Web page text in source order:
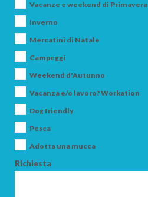
Vacanze e weekend di Primavera
Inverno
Mercatini di Natale
Campeggi
Weekend d'Autunno
Vacanza e/o lavoro? Workation
Dog friendly
Pesca
Adotta una mucca
Richiesta